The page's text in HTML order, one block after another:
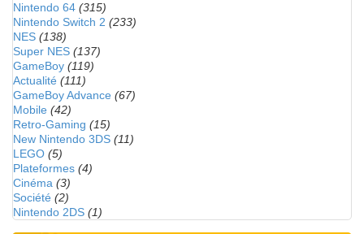
Nintendo 64 (315)
Nintendo Switch 2 (233)
NES (138)
Super NES (137)
GameBoy (119)
Actualité (111)
GameBoy Advance (67)
Mobile (42)
Retro-Gaming (15)
New Nintendo 3DS (11)
LEGO (5)
Plateformes (4)
Cinéma (3)
Société (2)
Nintendo 2DS (1)